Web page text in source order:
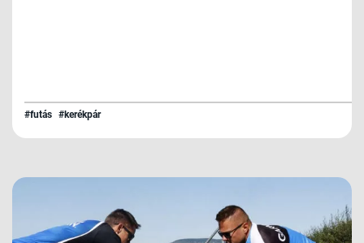
#futás #kerékpár